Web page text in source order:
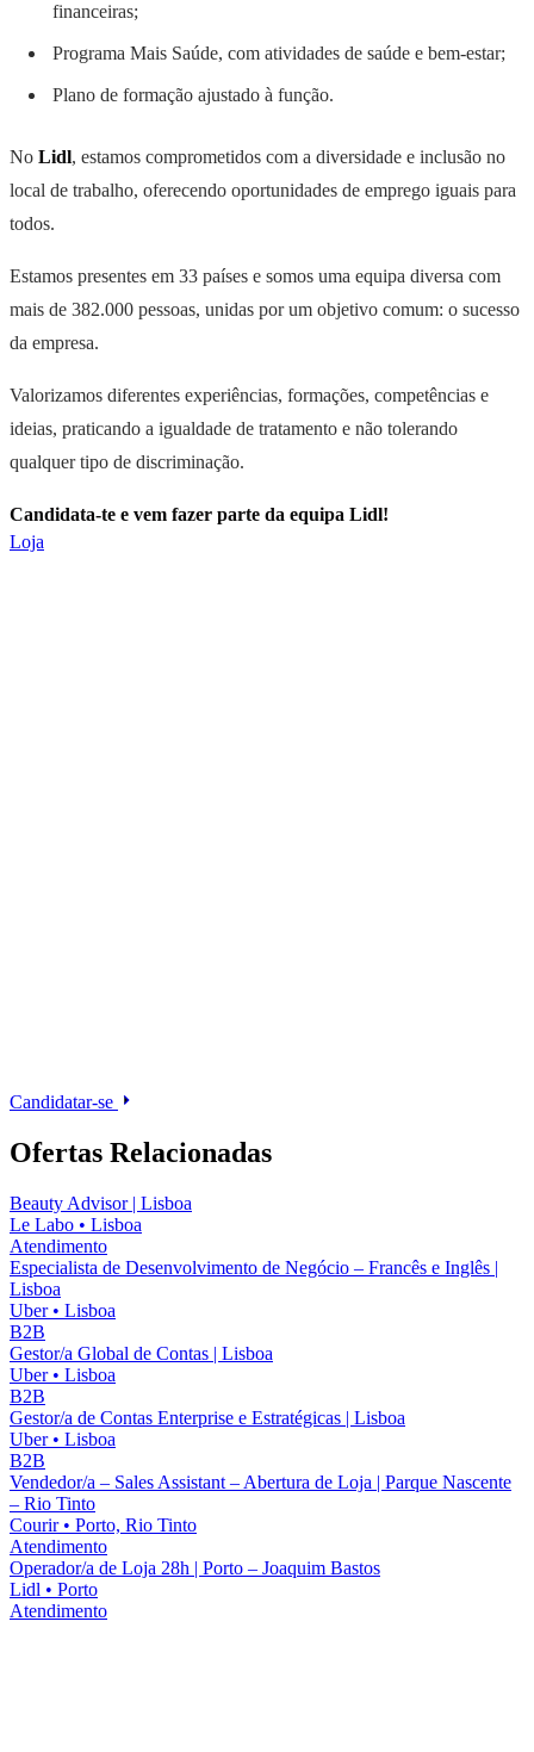
financeiras;
Programa Mais Saúde, com atividades de saúde e bem-estar;
Plano de formação ajustado à função.
No Lidl, estamos comprometidos com a diversidade e inclusão no
local de trabalho, oferecendo oportunidades de emprego iguais para
todos.
Estamos presentes em 33 países e somos uma equipa diversa com
mais de 382.000 pessoas, unidas por um objetivo comum: o sucesso
da empresa.
Valorizamos diferentes experiências, formações, competências e
ideias, praticando a igualdade de tratamento e não tolerando
qualquer tipo de discriminação.
Candidata-te e vem fazer parte da equipa Lidl!
Loja
Candidatar-se
Ofertas Relacionadas
Beauty Advisor | Lisboa
Le Labo • Lisboa
Atendimento
Especialista de Desenvolvimento de Negócio – Francês e Inglês |
Lisboa
Uber • Lisboa
B2B
Gestor/a Global de Contas | Lisboa
Uber • Lisboa
B2B
Gestor/a de Contas Enterprise e Estratégicas | Lisboa
Uber • Lisboa
B2B
Vendedor/a – Sales Assistant – Abertura de Loja | Parque Nascente
– Rio Tinto
Courir • Porto, Rio Tinto
Atendimento
Operador/a de Loja 28h | Porto – Joaquim Bastos
Lidl • Porto
Atendimento